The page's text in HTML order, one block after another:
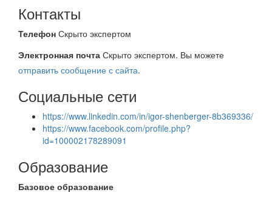
Контакты
Телефон Скрыто экспертом
Электронная почта Скрыто экспертом. Вы можете
отправить сообщение с сайта.
Социальные сети
https://www.linkedin.com/in/igor-shenberger-8b369336/
https://www.facebook.com/profile.php?
id=100002178289091
Образование
Базовое образование